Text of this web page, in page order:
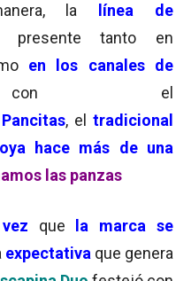
la
línea de
presente tanto en
en los canales de
el
Pancitas, el tradicional
hace más de una
las panzas
que
la marca se
expectativa que genera